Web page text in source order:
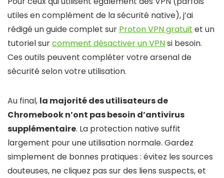
utiles en complément de la sécurité native), j’ai
rédigé un guide complet sur Proton VPN gratuit et un
tutoriel surcomment désactiver un VPNsi besoin.
Ces outils peuvent compléter votre arsenal de
sécurité selon votre utilisation.
Au final, la majorité des utilisateurs de
Chromebook n’ont pas besoin d’antivirus
supplémentaire. La protection native suffit
largement pour une utilisation normale. Gardez
simplement de bonnes pratiques : évitez les sources
douteuses, ne cliquez pas sur des liens suspects, et